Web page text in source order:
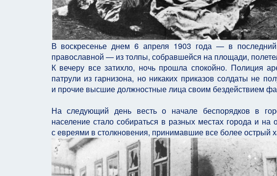
В воскресенье днем 6 апреля 1903 года — в
православной — из толпы, собравшейся на площади,
К вечеру все затихло, ночь прошла спокойно. Полиция
патрули из гарнизона, но никаких приказов солдаты не
и прочие высшие должностные лица своим бездействием
На следующий день весть о начале беспорядков в
население стало собираться в разных местах города и
с евреями в столкновения, принимавшие все более острый